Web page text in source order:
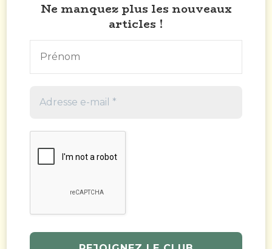
Ne manquez plus les nouveaux
articles !